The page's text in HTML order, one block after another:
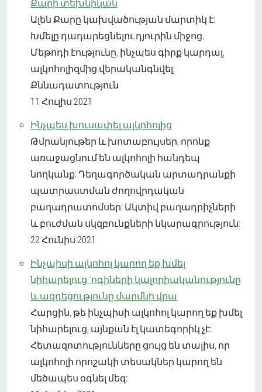
Քարի տեխնիկան
Ալեն Քարը կախվածության մարտիկ է:
Խմելը դադարեցնելու դյուրին միջոց.
Մեթոդի էությունը, ինչպես գիրք կարդալ,
ալկոհոլիզմից վերականգնվել:
Քննադատություն
11 Հուլիս 2021
Ինչպես խուսափել ալկոհոլից
Թմրանյութեր և խոտաբույսեր, որոնք
առաջացնում են ալկոհոլի հանդեպ
նողկանք: Դեղագործական արտադրանքի
պատրաստման ժողովրդական
բաղադրատոմսեր: Ակտիվ բաղադրիչների
և բուժման սկզբունքների նկարագրություն:
22 Հունիս 2021
Ինչպիսի ալկոհոլ կարող եք խմել
նիհարելուց `ոգիների կալորիականությունը
և ազդեցությունը մարմնի վրա
Հարցին, թե ինչպիսի ալկոհոլ կարող եք խմել
նիհարելուց, այնքան էլ կատեգորիկ չէ:
Հետազոտությունները ցույց են տալիս, որ
ալկոհոլի որոշակի տեսակներ կարող են
մեծապես օգնել մեզ: